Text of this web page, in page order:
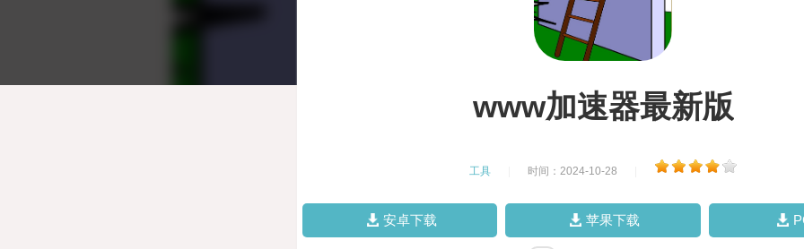
www加速器最新版
工具 时间：2024-10-28
安卓下载 苹果下载